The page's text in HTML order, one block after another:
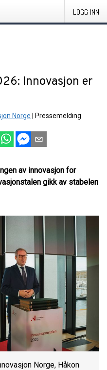
LOGG INN
Innovasjon er
Norge Pressemelding
av innovasjon for
gikk av stabelen
Norge, Håkon